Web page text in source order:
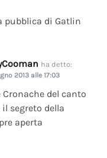
pubblica di Gatlin
ha detto:
2013 alle 17:03
del canto
il segreto della
aperta